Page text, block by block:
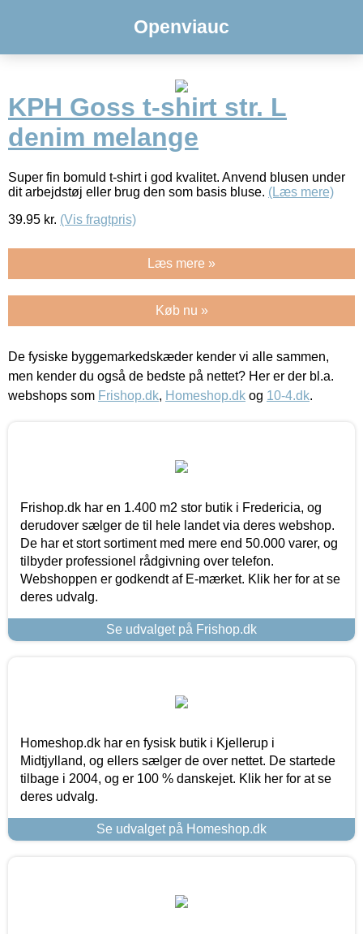
Openviauc
KPH Goss t-shirt str. L
denim melange
Super fin bomuld t-shirt i god kvalitet. Anvend blusen under
dit arbejdstøj eller brug den som basis bluse. (Læs mere)
39.95 kr. (Vis fragtpris)
Læs mere »
Køb nu »
De fysiske byggemarkedskæder kender vi alle sammen,
men kender du også de bedste på nettet? Her er der bl.a.
webshops som Frishop.dk, Homeshop.dk og 10-4.dk.
Frishop.dk har en 1.400 m2 stor butik i Fredericia, og
derudover sælger de til hele landet via deres webshop.
De har et stort sortiment med mere end 50.000 varer, og
tilbyder professionel rådgivning over telefon.
Webshoppen er godkendt af E-mærket. Klik her for at se
deres udvalg.
Se udvalget på Frishop.dk
Homeshop.dk har en fysisk butik i Kjellerup i
Midtjylland, og ellers sælger de over nettet. De startede
tilbage i 2004, og er 100 % danskejet. Klik her for at se
deres udvalg.
Se udvalget på Homeshop.dk